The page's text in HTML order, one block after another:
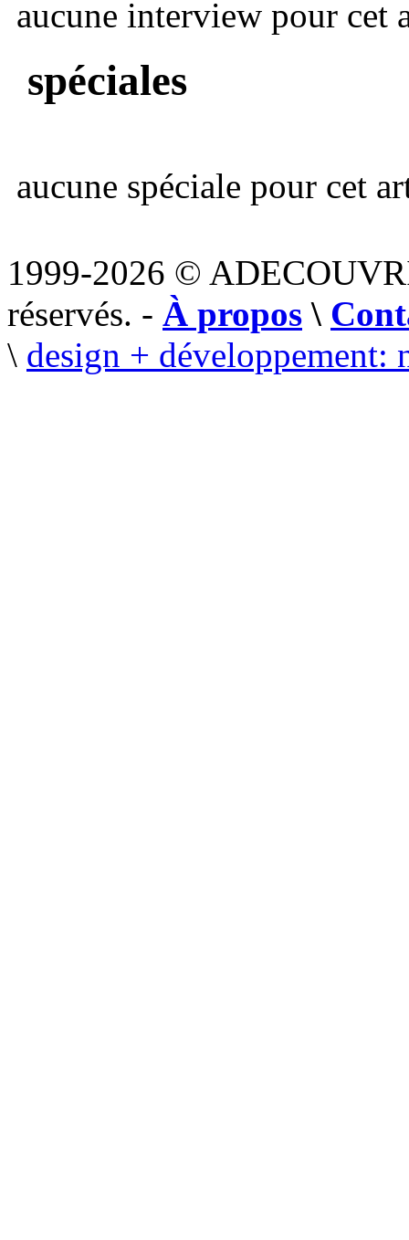
aucune interview pour cet
spéciales
aucune spéciale pour cet
1999-2026 ©
réservés. - À propos \
\ design + développement: